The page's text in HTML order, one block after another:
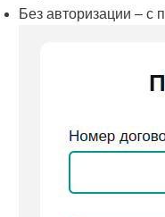
Без авторизации – с